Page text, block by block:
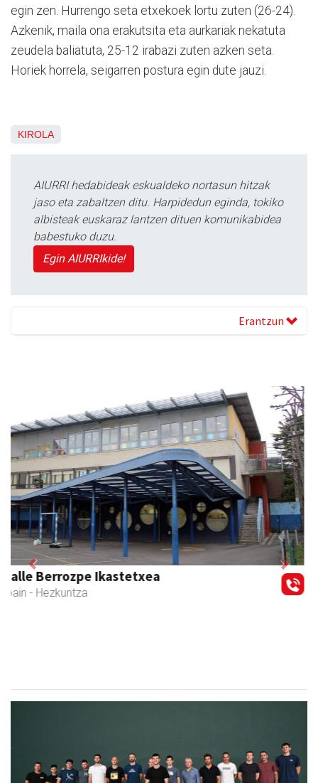
egin zen. Hurrengo seta etxekoek lortu zuten (26-24).
Azkenik, maila ona erakutsita eta aurkariak nekatuta
zeudela baliatuta, 25-12 irabazi zuten azken seta.
Horiek horrela, seigarren postura egin dute jauzi.
KIROLA
AIURRI hedabideak eskualdeko nortasun hitzak
jaso eta zabaltzen ditu. Harpidedun eginda, tokiko
albisteak euskaraz lantzen dituen komunikabidea
babestuko duzu.
Egin AIURRIkide!
Erantzun
Previous Next